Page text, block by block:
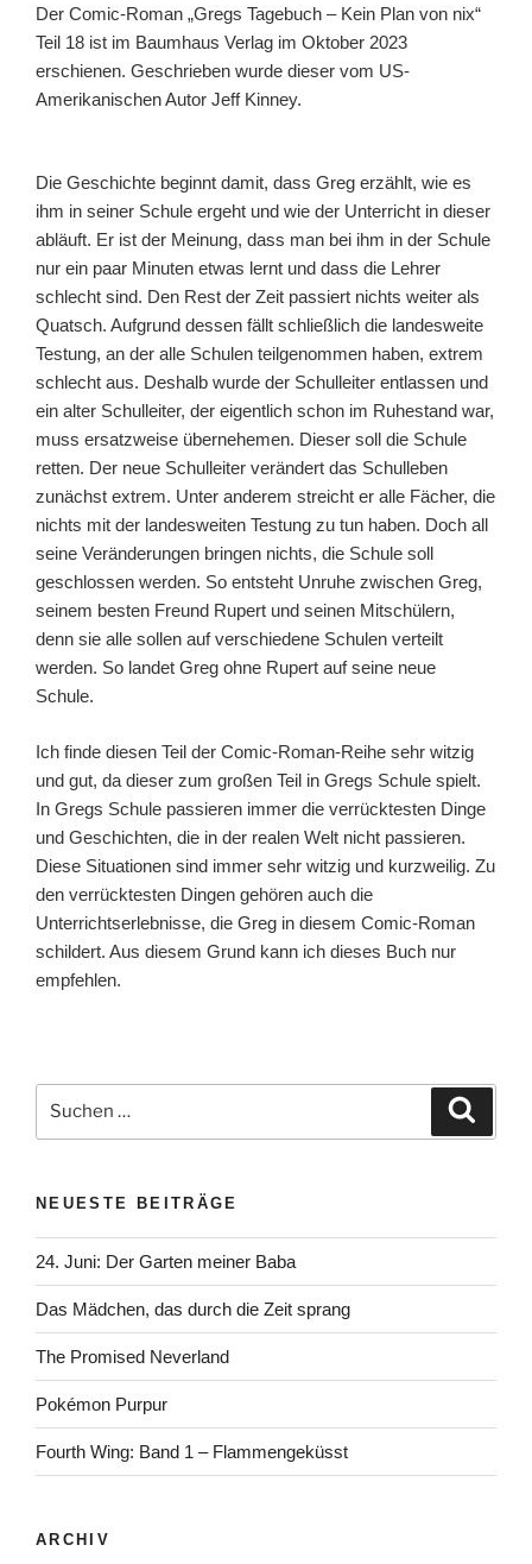
Der Comic-Roman „Gregs Tagebuch – Kein Plan von nix“
Teil 18 ist im Baumhaus Verlag im Oktober 2023
erschienen. Geschrieben wurde dieser vom US-
Amerikanischen Autor Jeff Kinney.
Die Geschichte beginnt damit, dass Greg erzählt, wie es
ihm in seiner Schule ergeht und wie der Unterricht in dieser
abläuft. Er ist der Meinung, dass man bei ihm in der Schule
nur ein paar Minuten etwas lernt und dass die Lehrer
schlecht sind. Den Rest der Zeit passiert nichts weiter als
Quatsch. Aufgrund dessen fällt schließlich die landesweite
Testung, an der alle Schulen teilgenommen haben, extrem
schlecht aus. Deshalb wurde der Schulleiter entlassen und
ein alter Schulleiter, der eigentlich schon im Ruhestand war,
muss ersatzweise übernehemen. Dieser soll die Schule
retten. Der neue Schulleiter verändert das Schulleben
zunächst extrem. Unter anderem streicht er alle Fächer, die
nichts mit der landesweiten Testung zu tun haben. Doch all
seine Veränderungen bringen nichts, die Schule soll
geschlossen werden. So entsteht Unruhe zwischen Greg,
seinem besten Freund Rupert und seinen Mitschülern,
denn sie alle sollen auf verschiedene Schulen verteilt
werden. So landet Greg ohne Rupert auf seine neue
Schule.
Ich finde diesen Teil der Comic-Roman-Reihe sehr witzig
und gut, da dieser zum großen Teil in Gregs Schule spielt.
In Gregs Schule passieren immer die verrücktesten Dinge
und Geschichten, die in der realen Welt nicht passieren.
Diese Situationen sind immer sehr witzig und kurzweilig. Zu
den verrücktesten Dingen gehören auch die
Unterrichtserlebnisse, die Greg in diesem Comic-Roman
schildert. Aus diesem Grund kann ich dieses Buch nur
empfehlen.
nach:
NEUESTE BEITRÄGE
24. Juni: Der Garten meiner Baba
Das Mädchen, das durch die Zeit sprang
The Promised Neverland
Pokémon Purpur
Fourth Wing: Band 1 – Flammengeküsst
ARCHIV